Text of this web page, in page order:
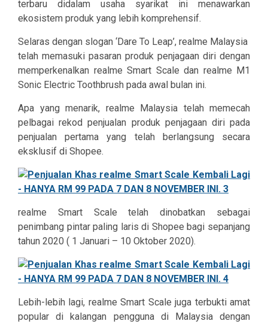
terbaru didalam usaha syarikat ini menawarkan
ekosistem produk yang lebih komprehensif.
Selaras dengan slogan ‘Dare To Leap’, realme Malaysia
telah memasuki pasaran produk penjagaan diri dengan
memperkenalkan realme Smart Scale dan realme M1
Sonic Electric Toothbrush pada awal bulan ini.
Apa yang menarik, realme Malaysia telah memecah
pelbagai rekod penjualan produk penjagaan diri pada
penjualan pertama yang telah berlangsung secara
eksklusif di Shopee.
realme Smart Scale telah dinobatkan sebagai
penimbang pintar paling laris di Shopee bagi sepanjang
tahun 2020 ( 1 Januari – 10 Oktober 2020).
Lebih-lebih lagi, realme Smart Scale juga terbukti amat
popular di kalangan pengguna di Malaysia dengan